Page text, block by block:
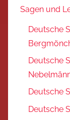
Sagen und
Deutsche
Deutsche
Deutsche
Deutsche